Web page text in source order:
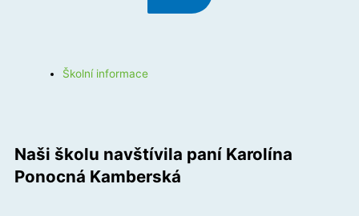
Školní informace
Naši školu navštívila paní Karolína
Ponocná Kamberská